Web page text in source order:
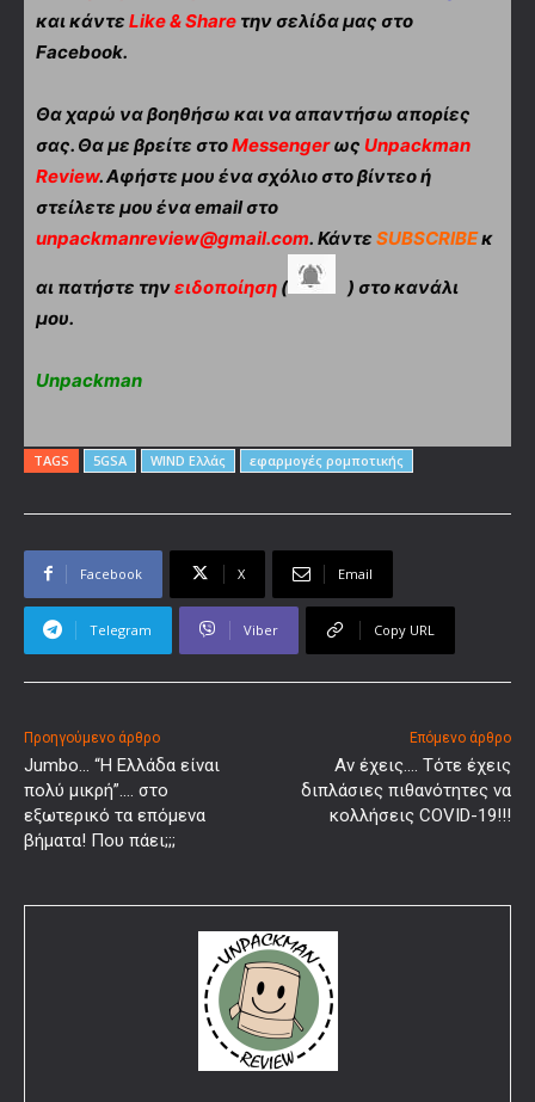
και κάντε Like & Share την σελίδα μας στο
Facebook.
Θα χαρώ να βοηθήσω και να απαντήσω απορίες
σας. Θα με βρείτε στοMessengerως Unpackman
Review. Αφήστε μου ένα σχόλιο στο βίντεο ή
στείλετε μου ένα email στο
unpackmanreview@gmail.com. Κάντε SUBSCRIBEκ
αι πατήστε τηνειδοποίηση (
) στο κανάλι
μου.
Unpackman
TAGS 5GSA WIND Ελλάς εφαρμογές ρομποτικής
Facebook X Email
Telegram Viber Copy URL
Προηγούμενο άρθρο
Jumbo… “Η Ελλάδα είναι
πολύ μικρή”…. στο
εξωτερικό τα επόμενα
βήματα! Που πάει;;;
Επόμενο άρθρο
Αν έχεις…. Τότε έχεις
διπλάσιες πιθανότητες να
κολλήσεις COVID-19!!!